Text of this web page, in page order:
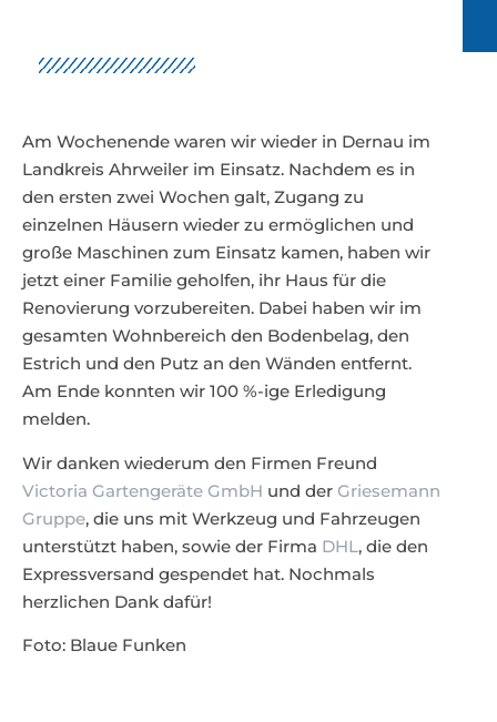
Am Wochenende waren wir wieder in Dernau im
Landkreis Ahrweiler im Einsatz. Nachdem es in
den ersten zwei Wochen galt, Zugang zu
einzelnen Häusern wieder zu ermöglichen und
große Maschinen zum Einsatz kamen, haben wir
jetzt einer Familie geholfen, ihr Haus für die
Renovierung vorzubereiten. Dabei haben wir im
gesamten Wohnbereich den Bodenbelag, den
Estrich und den Putz an den Wänden entfernt.
Am Ende konnten wir 100 %-ige Erledigung
melden.
Wir danken wiederum den Firmen Freund
Victoria Gartengeräte GmbH und der Griesemann
Gruppe, die uns mit Werkzeug und Fahrzeugen
unterstützt haben, sowie der Firma DHL, die den
Expressversand gespendet hat. Nochmals
herzlichen Dank dafür!
Foto: Blaue Funken